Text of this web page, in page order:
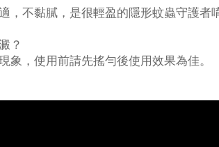
不黏膩，是很輕盈的隱形蚊蟲守護者
？
，使用前請先搖勻後使用效果為佳。